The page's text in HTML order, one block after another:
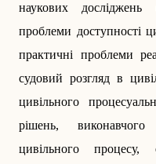
наукових
проблеми доступності
практичні проблеми
судовий розгляд в
цивільного
рішень,
цивільного процесу,